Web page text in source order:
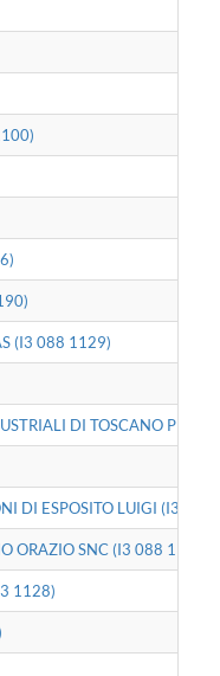
(I3 088 1129)
DI TOSCANO PINO
DI ESPOSITO LUIGI (I3 045
ORAZIO SNC (I3 088 1134)
1128)